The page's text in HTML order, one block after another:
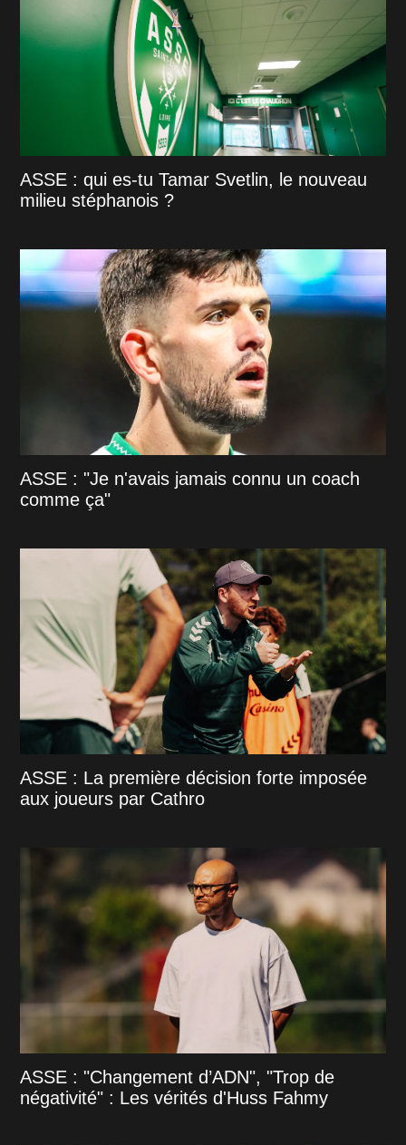
ASSE : qui es-tu Tamar Svetlin, le nouveau
milieu stéphanois ?
ASSE : "Je n'avais jamais connu un coach
comme ça"
ASSE : La première décision forte imposée
aux joueurs par Cathro
ASSE : "Changement d’ADN", "Trop de
négativité" : Les vérités d'Huss Fahmy